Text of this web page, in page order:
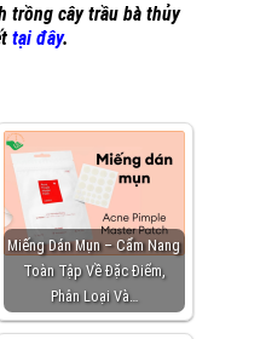
trồng cây trầu bà thủy
tại đây.
Miếng Dán Mụn – Cẩm Nang
Toàn Tập Về Đặc Điểm,
Phân Loại Và…